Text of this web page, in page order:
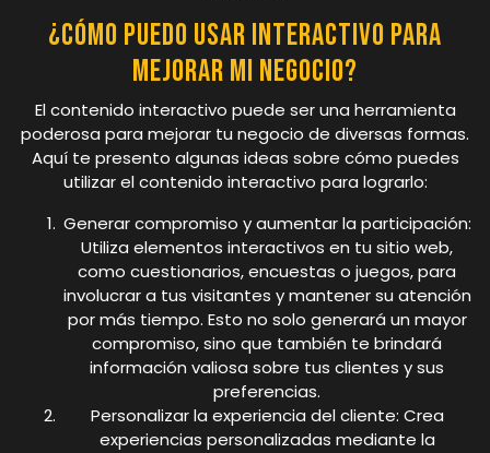
¿Cómo puedo usar interactivo para
mejorar mi negocio?
El contenido interactivo puede ser una herramienta
poderosa para mejorar tu negocio de diversas formas.
Aquí te presento algunas ideas sobre cómo puedes
utilizar el contenido interactivo para lograrlo:
Generar compromiso y aumentar la participación:
Utiliza elementos interactivos en tu sitio web,
como cuestionarios, encuestas o juegos, para
involucrar a tus visitantes y mantener su atención
por más tiempo. Esto no solo generará un mayor
compromiso, sino que también te brindará
información valiosa sobre tus clientes y sus
preferencias.
Personalizar la experiencia del cliente: Crea
experiencias personalizadas mediante la